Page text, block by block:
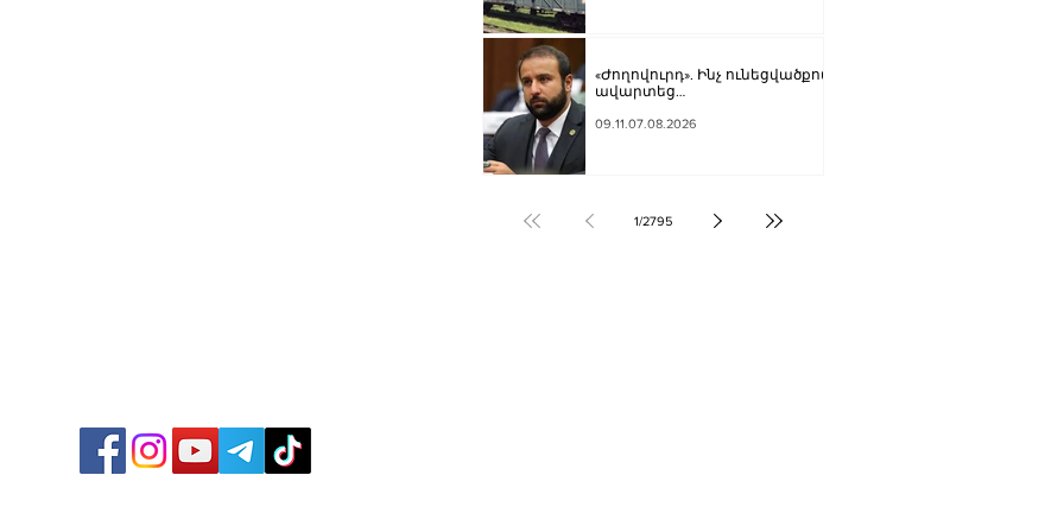
«Ժողովուրդ». Ինչ ունեցվածքով
ավարտեց
գործունեությունը Հայկ
09.11.07.08.2026
1/2795